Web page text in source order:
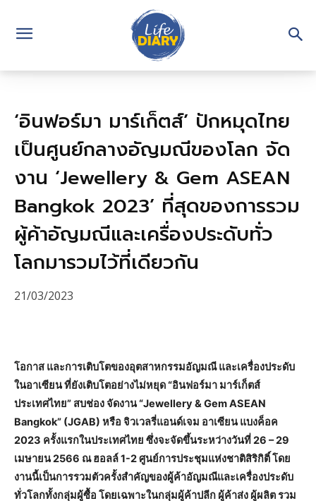
‘อินฟอร์มา มาร์เก็ตส์’ ปักหมุดไทย
เป็นศูนย์กลางอัญมณีของโลก จัด
งาน ‘Jewellery & Gem ASEAN
Bangkok 2023’ ที่สุดของการรวม
ผู้ค้าอัญมณีและเครื่องประดับทั่ว
โลกมารวมไว้ที่เดียวกัน
21/03/2023
โอกาส และการเติบโตของอุตสาหกรรมอัญมณี และเครื่องประดับ
ในอาเซียน ที่ยังเติบโตอย่างไม่หยุด “อินฟอร์มา มาร์เก็ตส์
ประเทศไทย” สบช่อง จัดงาน “Jewellery & Gem ASEAN
Bangkok” (JGAB) หรือ จิวเวลรี่แอนด์เจม อาเซียน แบงค็อค
2023 ครั้งแรกในประเทศไทย ซึ่งจะจัดขึ้นระหว่างวันที่ 26 – 29
เมษายน 2566 ณ ฮอลล์ 1-2 ศูนย์การประชุมแห่งชาติสิริกิติ์ โดย
งานนี้เป็นการรวมตัวครั้งสำคัญของผู้ค้าอัญมณีและเครื่องประดับ
ทั่วโลกทั้งกลุ่มผู้ซื้อ โดยเฉพาะในกลุ่มผู้ค้าปลีก ผู้ค้าส่ง ผู้ผลิต รวม